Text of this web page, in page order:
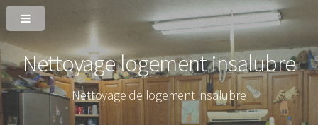
Nettoyage logement insalubre
Nettoyage de logement insalubre